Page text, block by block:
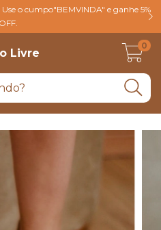
o cumpo"BEMVINDA" e ganhe 5%
OFF.
Livre
0